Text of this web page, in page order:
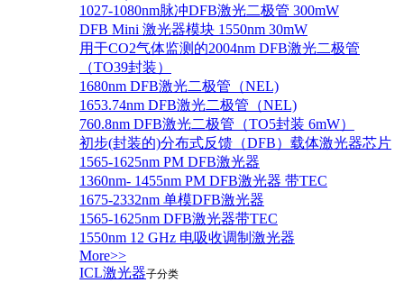
1027-1080nm脉冲DFB激光二极管 300mW
DFB Mini 激光器模块 1550nm 30mW
用于CO2气体监测的2004nm DFB激光二极管
（TO39封装）
1680nm DFB激光二极管（NEL)
1653.74nm DFB激光二极管（NEL)
760.8nm DFB激光二极管（TO5封装 6mW）
初步(封装的)分布式反馈（DFB）载体激光器芯片
1565-1625nm PM DFB激光器
1360nm- 1455nm PM DFB激光器 带TEC
1675-2332nm 单模DFB激光器
1565-1625nm DFB激光器带TEC
1550nm 12 GHz 电吸收调制激光器
More>>
ICL激光器子分类